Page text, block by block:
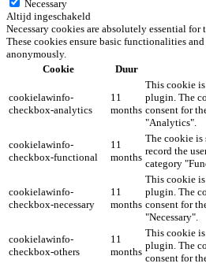
Necessary
Altijd ingeschakeld
Necessary cookies are absolutely essential
These cookies ensure basic functionalities
anonymously.
Cookie
Duur
cookielawinfo-
checkbox-analytics
11
months
This cookie
plugin. The
consent for
"Analytics".
cookielawinfo-
checkbox-functional
11
months
The cookie is
record the
category
cookielawinfo-
checkbox-necessary
11
months
This cookie
plugin. The
consent for
"Necessary".
cookielawinfo-
checkbox-others
11
months
This cookie
plugin. The
consent for